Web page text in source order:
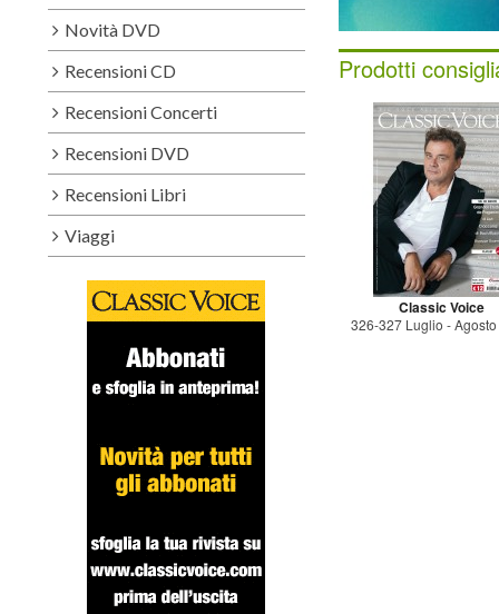
Prodotti
Classic Voice
326-327 Luglio -
Novità DVD
Recensioni CD
Recensioni Concerti
Recensioni DVD
Recensioni Libri
Viaggi